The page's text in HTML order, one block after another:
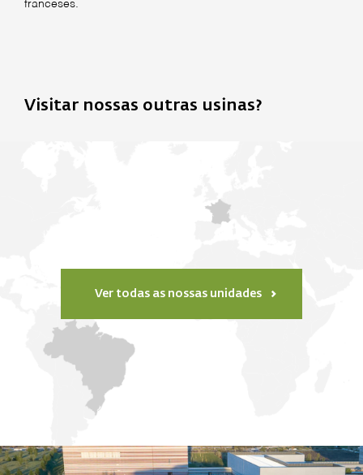
franceses.
Visitar nossas outras usinas?
Ver todas as nossas unidades